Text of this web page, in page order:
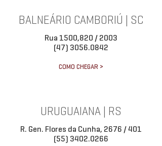
BALNEÁRIO CAMBORIÚ | SC
Rua 1500,820 / 2003
(47) 3056.0842
COMO CHEGAR >
URUGUAIANA | RS
R. Gen. Flores da Cunha, 2676 / 401
(55) 3402.0266